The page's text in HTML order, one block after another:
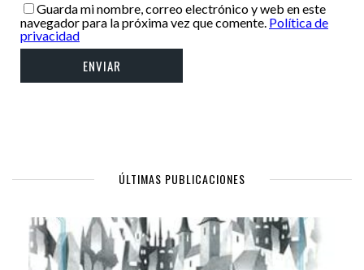
Guarda mi nombre, correo electrónico y web en este
navegador para la próxima vez que comente. Política de
privacidad
ÚLTIMAS PUBLICACIONES